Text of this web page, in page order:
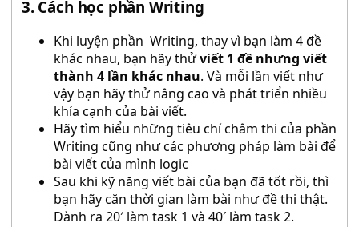
3. Cách học phần Writing
Khi luyện phần Writing, thay vì bạn làm 4 đề
khác nhau, bạn hãy thửviết 1 đề nhưng viết
thành 4 lần khác nhau. Và mỗi lần viết như
vậy bạn hãy thử nâng cao và phát triển nhiều
khía cạnh của bài viết.
Hãy tìm hiểu những tiêu chí châm thi của phần
Writing cũng như các phương pháp làm bài để
bài viết của mình logic
Sau khi kỹ năng viết bài của bạn đã tốt rồi, thì
bạn hãy căn thời gian làm bài như đề thi thật.
Dành ra 20′ làm task 1 và 40′ làm task 2.